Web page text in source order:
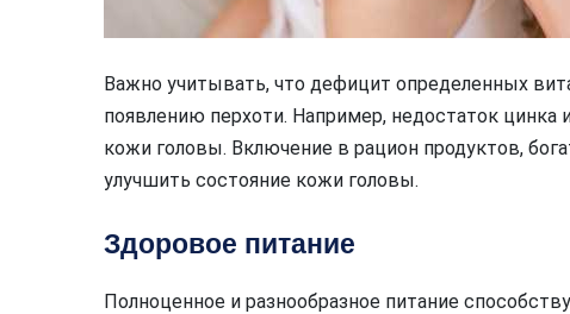
Важно учитывать, что дефицит определенных
появлению перхоти. Например, недостаток цинка
кожи головы. Включение в рацион продуктов,
улучшить состояние кожи головы.
Здоровое питание
Полноценное и разнообразное питание